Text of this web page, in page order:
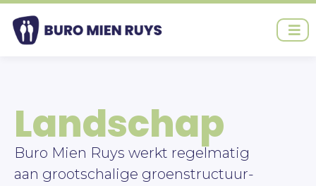
Ga
naar
Landschap
Buro Mien Ruys werkt regelmatig
aan grootschalige groenstructuur-